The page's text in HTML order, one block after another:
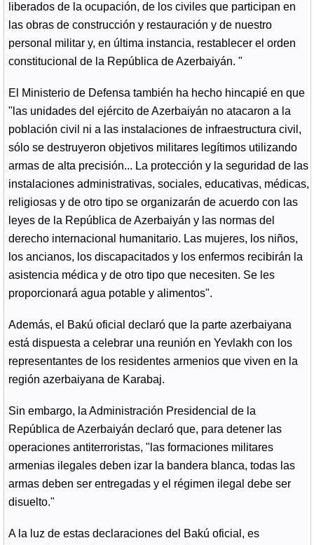
liberados de la ocupación, de los civiles que participan en
las obras de construcción y restauración y de nuestro
personal militar y, en última instancia, restablecer el orden
constitucional de la República de Azerbaiyán. "
El Ministerio de Defensa también ha hecho hincapié en que
"las unidades del ejército de Azerbaiyán no atacaron a la
población civil ni a las instalaciones de infraestructura civil,
sólo se destruyeron objetivos militares legítimos utilizando
armas de alta precisión... La protección y la seguridad de las
instalaciones administrativas, sociales, educativas, médicas,
religiosas y de otro tipo se organizarán de acuerdo con las
leyes de la República de Azerbaiyán y las normas del
derecho internacional humanitario. Las mujeres, los niños,
los ancianos, los discapacitados y los enfermos recibirán la
asistencia médica y de otro tipo que necesiten. Se les
proporcionará agua potable y alimentos".
Además, el Bakú oficial declaró que la parte azerbaiyana
está dispuesta a celebrar una reunión en Yevlakh con los
representantes de los residentes armenios que viven en la
región azerbaiyana de Karabaj.
Sin embargo, la Administración Presidencial de la
República de Azerbaiyán declaró que, para detener las
operaciones antiterroristas, "las formaciones militares
armenias ilegales deben izar la bandera blanca, todas las
armas deben ser entregadas y el régimen ilegal debe ser
disuelto."
A la luz de estas declaraciones del Bakú oficial, es